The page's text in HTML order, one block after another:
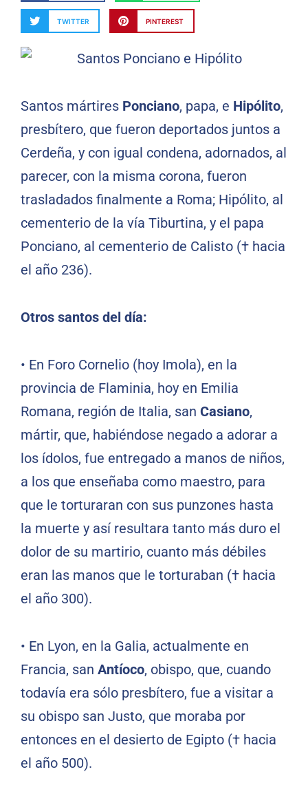
TWITTER PINTEREST
Santos mártires Ponciano, papa, e Hipólito,
presbítero, que fueron deportados juntos a
Cerdeña, y con igual condena, adornados, al
parecer, con la misma corona, fueron
trasladados finalmente a Roma; Hipólito, al
cementerio de la vía Tiburtina, y el papa
Ponciano, al cementerio de Calisto († hacia
el año 236).
Otros santos del día:
• En Foro Cornelio (hoy Imola), en la
provincia de Flaminia, hoy en Emilia
Romana, región de Italia, san Casiano,
mártir, que, habiéndose negado a adorar a
los ídolos, fue entregado a manos de niños,
a los que enseñaba como maestro, para
que le torturaran con sus punzones hasta
la muerte y así resultara tanto más duro el
dolor de su martirio, cuanto más débiles
eran las manos que le torturaban († hacia
el año 300).
• En Lyon, en la Galia, actualmente en
Francia, san Antíoco, obispo, que, cuando
todavía era sólo presbítero, fue a visitar a
su obispo san Justo, que moraba por
entonces en el desierto de Egipto († hacia
el año 500).